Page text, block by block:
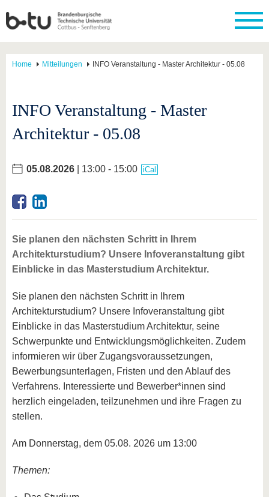
Home Mitteilungen INFO Veranstaltung - Master Architektur - 05.08
INFO Veranstaltung - Master
Architektur - 05.08
05.08.2026 | 13:00 - 15:00 iCal
Sie planen den nächsten Schritt in Ihrem
Architekturstudium? Unsere Infoveranstaltung gibt
Einblicke in das Masterstudium Architektur.
Sie planen den nächsten Schritt in Ihrem
Architekturstudium? Unsere Infoveranstaltung gibt
Einblicke in das Masterstudium Architektur, seine
Schwerpunkte und Entwicklungsmöglichkeiten. Zudem
informieren wir über Zugangsvoraussetzungen,
Bewerbungsunterlagen, Fristen und den Ablauf des
Verfahrens. Interessierte und Bewerber*innen sind
herzlich eingeladen, teilzunehmen und ihre Fragen zu
stellen.
Am Donnerstag, dem 05.08. 2026 um 13:00
Themen: